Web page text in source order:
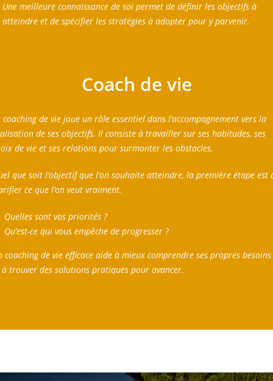
Une meilleure connaissance de soi permet de définir les objectifs à
atteindre et de spécifier les stratégies à adopter pour y parvenir.
Coach de vie
coaching de vie joue un rôle essentiel dans l’accompagnement vers la
de ses objectifs. Il consiste à travailler sur ses habitudes, ses
de vie et ses relations pour surmonter les obstacles.
que soit l’objectif que l’on souhaite atteindre, la première étape est
ce que l’on veut vraiment.
Quelles sont vos priorités ?
Qu’est-ce qui vous empêche de progresser ?
coaching de vie efficace aide à mieux comprendre ses propres besoins
trouver des solutions pratiques pour avancer.